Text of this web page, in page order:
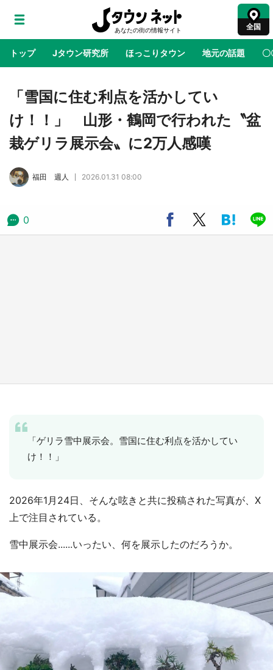
全国
トップ Jタウン研究所 ほっこりタウン 地元の話題 〇
地域×二次元 絶景 あの時はありがとう
ラプラス・ダークネスが栃木県を征服！？ 県
公式プロモ動画で「聖地」が生産されてます
の「猫猫像」も【8／1～10／26】
「雪国に住む利点を活かしてい
け！！」 山形・鶴岡で行われた〝盆
栽ゲリラ展示会〟に2万人感嘆
福田 週人 2026.01.31 08:00
0
「ゲリラ雪中展示会。雪国に住む利点を活かしてい
け！！」
2026年1月24日、そんな呟きと共に投稿された写真が、X
上で注目されている。
雪中展示会......いったい、何を展示したのだろうか。